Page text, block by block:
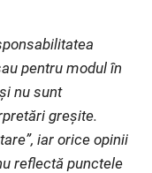
pentru modul în
nu sunt
greșite.
iar orice opinii
reflectă punctele